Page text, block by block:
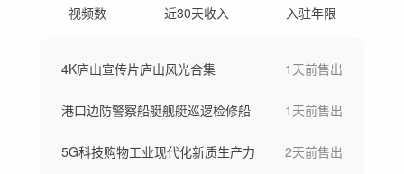
视频数 近30天收入 入驻年限
4K庐山宣传片庐山风光合集 1天前售出
港口边防警察船艇舰艇巡逻检修船 1天前售出
5G科技购物工业现代化新质生产力 2天前售出